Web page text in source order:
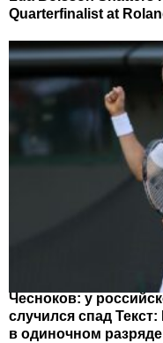
Quarterfinalist at
Чесноков: у
случился спад
в одиночном разряде